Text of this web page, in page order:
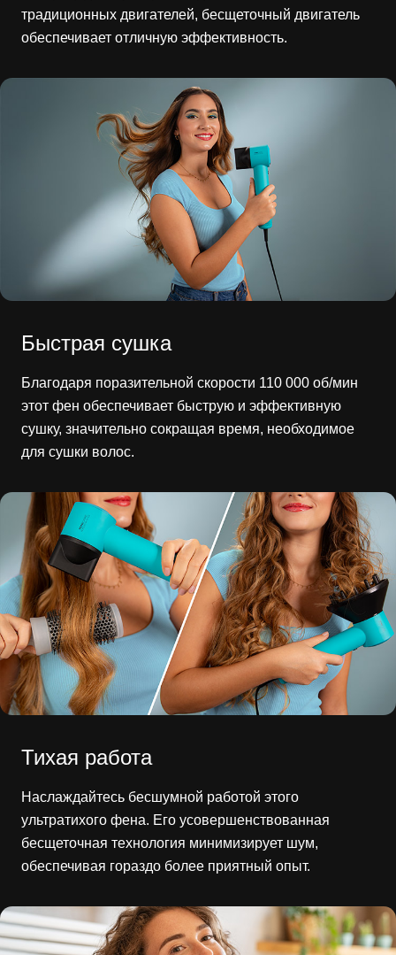
традиционных двигателей, бесщеточный двигатель
обеспечивает отличную эффективность.
Быстрая сушка
Благодаря поразительной скорости 110 000 об/мин
этот фен обеспечивает быструю и эффективную
сушку, значительно сокращая время, необходимое
для сушки волос.
Тихая работа
Наслаждайтесь бесшумной работой этого
ультратихого фена. Его усовершенствованная
бесщеточная технология минимизирует шум,
обеспечивая гораздо более приятный опыт.